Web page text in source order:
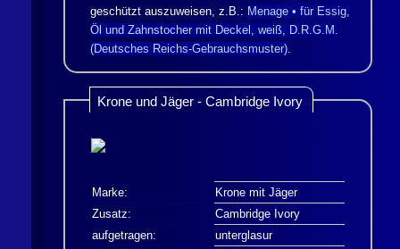
geschützt auszuweisen, z.B.: Menage • für Essig,
Öl und Zahnstocher mit Deckel, weiß, D.R.G.M.
(Deutsches Reichs-Gebrauchsmuster)
Krone undJäger - Cambridge Ivory
Marke: Krone mitJäger
Zusatz:
Cambridge Ivory
aufgetragen:
unterglasur